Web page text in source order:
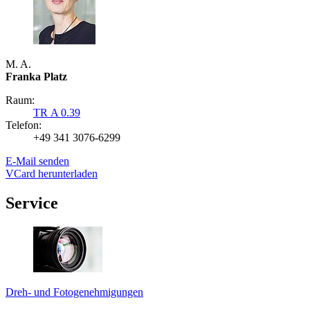
M. A.
Franka Platz
Raum:
TR A 0.39
Telefon:
+49 341 3076-6299
E-Mail senden
VCard herunterladen
Service
Dreh- und Fotogenehmigungen